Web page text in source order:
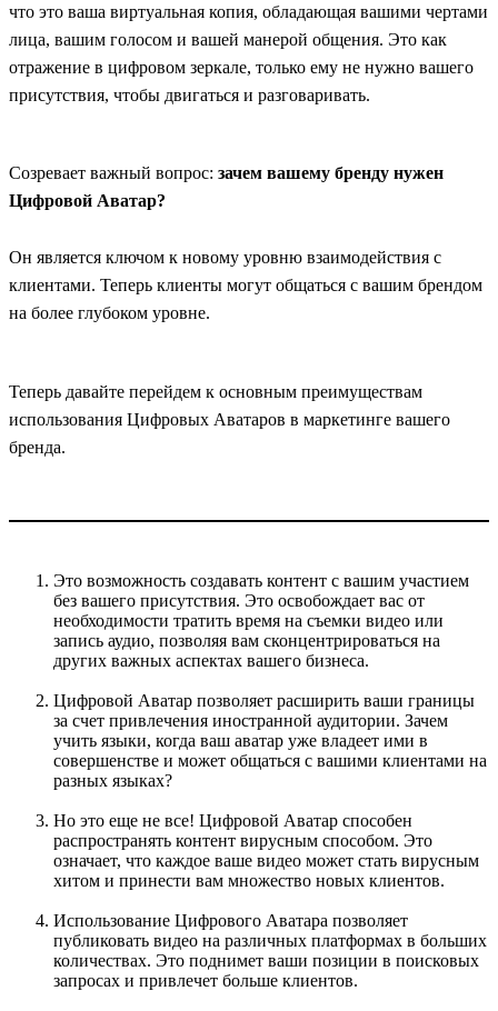
что это ваша виртуальная копия, обладающая вашими чертами
лица, вашим голосом и вашей манерой общения. Это как
отражение в цифровом зеркале, только ему не нужно вашего
присутствия, чтобы двигаться и разговаривать.
Созревает важный вопрос: зачем вашему бренду нужен
Цифровой Аватар?
Он является ключом к новому уровню взаимодействия с
клиентами. Теперь клиенты могут общаться с вашим брендом
на более глубоком уровне.
Теперь давайте перейдем к основным преимуществам
использования Цифровых Аватаров в маркетинге вашего
бренда.
Это возможность создавать контент с вашим участием
без вашего присутствия. Это освобождает вас от
необходимости тратить время на съемки видео или
запись аудио, позволяя вам сконцентрироваться на
других важных аспектах вашего бизнеса.
Цифровой Аватар позволяет расширить ваши границы
за счет привлечения иностранной аудитории. Зачем
учить языки, когда ваш аватар уже владеет ими в
совершенстве и может общаться с вашими клиентами на
разных языках?
Но это еще не все! Цифровой Аватар способен
распространять контент вирусным способом. Это
означает, что каждое ваше видео может стать вирусным
хитом и принести вам множество новых клиентов.
Использование Цифрового Аватара позволяет
публиковать видео на различных платформах в больших
количествах. Это поднимет ваши позиции в поисковых
запросах и привлечет больше клиентов.